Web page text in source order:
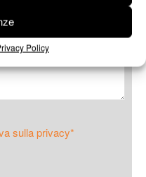
Policy
sulla privacy*